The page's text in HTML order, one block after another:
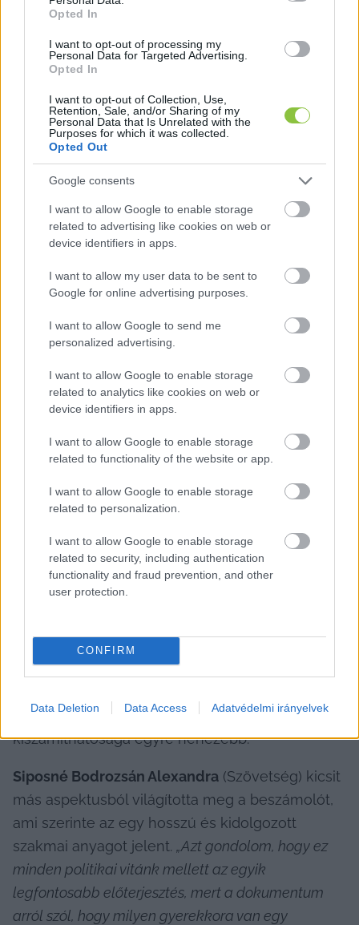
Opted In
I want to opt-out of processing my
Personal Data for Targeted Advertising.
Opted In
I want to opt-out of Collection, Use,
Retention, Sale, and/or Sharing of my
Personal Data that Is Unrelated with the
Purposes for which it was collected.
Opted Out
Google consents
I want to allow Google to enable storage
related to advertising like cookies on web or
device identifiers in apps.
I want to allow my user data to be sent to
Google for online advertising purposes.
I want to allow Google to send me
personalized advertising.
I want to allow Google to enable storage
related to analytics like cookies on web or
device identifiers in apps.
I want to allow Google to enable storage
related to functionality of the website or app.
I want to allow Google to enable storage
related to personalization.
I want to allow Google to enable storage
related to security, including authentication
functionality and fraud prevention, and other
user protection.
CONFIRM
Data Deletion Data Access Adatvédelmi irányelvek
gyermekvédelmet, a fiatalok jövőjét, hiszen az
egy kötelező éves beszámoló, de valójában az
takarja, amit egy város elkészíthet saját magáról”
jelentette ki, hozzátéve: a számok mögött
ugyanis emberi sorsok, családok és gyermekek
vannak, illetve olyan folyamatok rajzolódnak ki
belőlük, amelyeket ma már nem lehet pusztán
adminisztratív módon kezelni.
elismerésre és aggodalomra. „Előbbire azért, mert
bölcsődei dolgozók, a gyermekjóléti szakemberek,
a családsegítők és a szociális területen dolgozók
végeznek nap mint nap. De a jelentés eközben
aggodalommal tölt el, mert olyan társadalmi
egyre mélyebbek” – fűzte hozzá a bántalmazási
esetek növekedésére utalva.
Végül Gyuris Dávid arról beszélt, hogy szerinte az
egyik legsúlyosabb adat az, hogy míg 2006-ban
több mint 23 500 gyermek élt Kecskeméten,
addig 2025-re ez a szám már 19 674 főre
csökkent, ami több mint 3800 gyermek
hogy manapság egyre kevesebb fiatal mer
hosszú távon tervezni, egyre több család
hogy a megélhetés, lakhatás és a jövő
kiszámíthatósága egyre nehezebb.
Siposné Bodrozsán Alexandra (Szövetség) kicsit
más aspektusból világította meg a beszámolót,
ami szerinte az egy hosszú és kidolgozott
szakmai anyagot jelent. „Azt gondolom, hogy ez
minden politikai vitánk mellett az egyik
legfontosabb előterjesztés, mert a dokumentum
arról szól, hogy milyen gyerekkora van egy